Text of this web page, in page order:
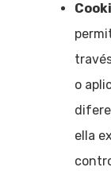
o
ella